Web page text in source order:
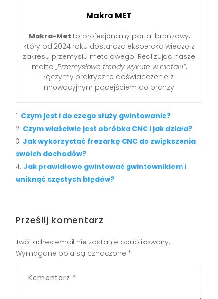
Makra MET
Makra-Met to profesjonalny portal branżowy,
który od 2024 roku dostarcza ekspercką wiedzę z
zakresu przemysłu metalowego. Realizując nasze
motto„Przemysłowe trendy wykute w metalu”,
łączymy praktyczne doświadczenie z
innowacyjnym podejściem do branży.
Czym jest i do czego służy gwintowanie?
Czym właściwie jest obróbka CNC i jak działa?
Jak wykorzystać frezarkę CNC do zwiększenia
swoich dochodów?
Jak prawidłowo gwintować gwintownikiem i
uniknąć częstych błędów?
Prześlij komentarz
Twój adres email nie zostanie opublikowany.
Wymagane pola są oznaczone *